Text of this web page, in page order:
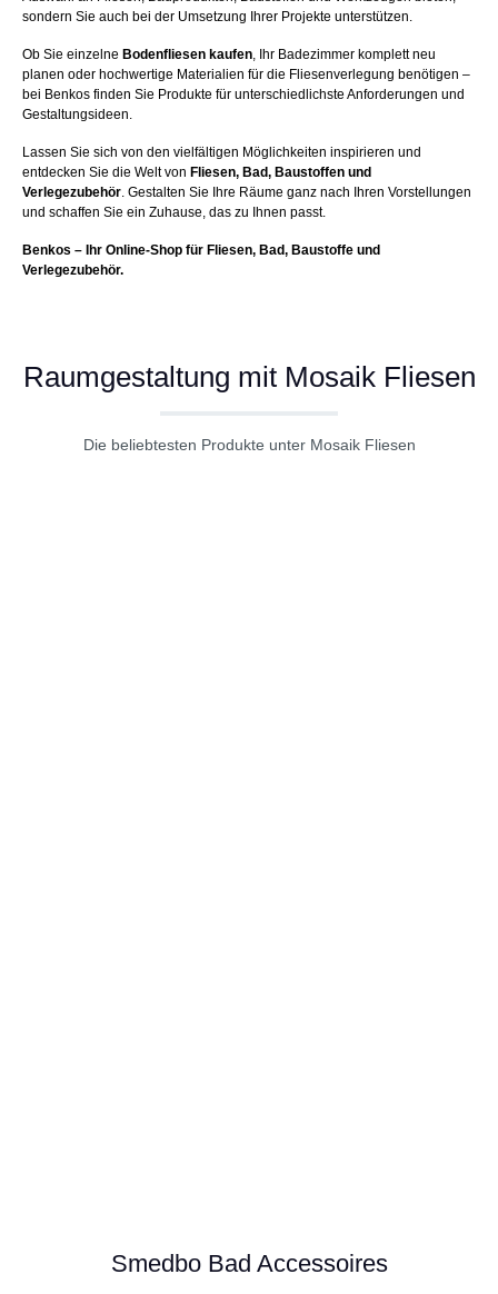
sondern Sie auch bei der Umsetzung Ihrer Projekte unterstützen.
Ob Sie einzelne Bodenfliesen kaufen, Ihr Badezimmer komplett neu
planen oder hochwertige Materialien für die Fliesenverlegung benötigen –
bei Benkos finden Sie Produkte für unterschiedlichste Anforderungen und
Gestaltungsideen.
Lassen Sie sich von den vielfältigen Möglichkeiten inspirieren und
entdecken Sie die Welt von Fliesen, Bad, Baustoffen und
Verlegezubehör. Gestalten Sie Ihre Räume ganz nach Ihren Vorstellungen
und schaffen Sie ein Zuhause, das zu Ihnen passt.
Benkos – Ihr Online-Shop für Fliesen, Bad, Baustoffe und
Verlegezubehör.
Raumgestaltung mit Mosaik Fliesen
Die beliebtesten Produkte unter Mosaik Fliesen
Smedbo Bad Accessoires